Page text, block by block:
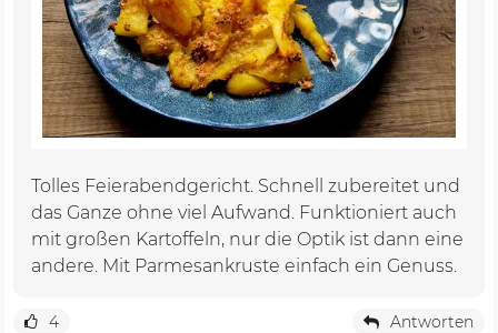
Tolles Feierabendgericht. Schnell zubereitet und
das Ganze ohne viel Aufwand. Funktioniert auch
mit großen Kartoffeln, nur die Optik ist dann eine
andere. Mit Parmesankruste einfach ein Genuss.
4 Antworten